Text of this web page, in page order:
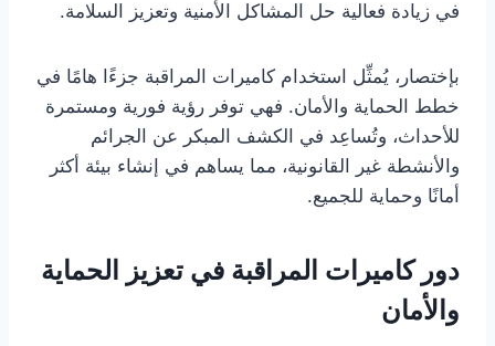
في زيادة فعالية حل المشاكل الأمنية وتعزيز السلامة.
بإختصار، يُمثِّل استخدام كاميرات المراقبة جزءًا هامًا في
خطط الحماية والأمان. فهي توفر رؤية فورية ومستمرة
للأحداث، وتُساعِد في الكشف المبكر عن الجرائم
والأنشطة غير القانونية، مما يساهم في إنشاء بيئة أكثر
أمانًا وحماية للجميع.
دور كاميرات المراقبة في تعزيز الحماية
والأمان